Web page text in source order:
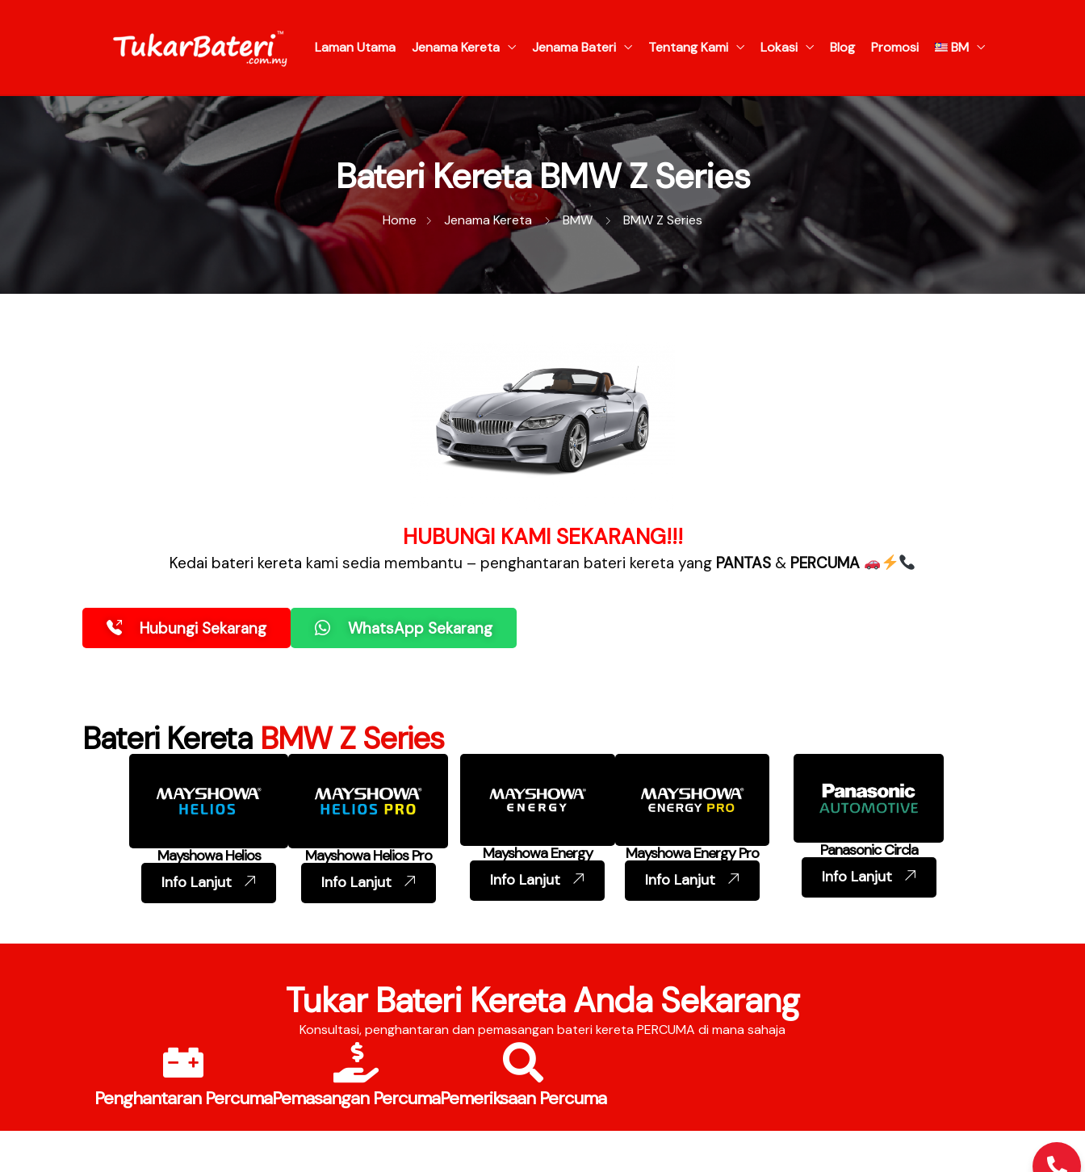
Laman Utama Jenama Kereta Jenama Bateri Tentang Kami Lokasi Blog Promosi BM
Bateri Kereta BMW Z Series
Home Jenama Kereta BMW BMW Z Series
HUBUNGI KAMI SEKARANG!!!
Kedai bateri kereta kami sedia membantu – penghantaran bateri kereta yang PANTAS& PERCUMA
Hubungi Sekarang WhatsApp Sekarang
Bateri Kereta BMW Z Series
Mayshowa Helios
Info Lanjut
Mayshowa Helios Pro
Info Lanjut
Mayshowa Energy
Info Lanjut
Mayshowa Energy Pro
Info Lanjut
Panasonic Circla
Info Lanjut
Tukar Bateri Kereta Anda Sekarang
Konsultasi, penghantaran dan pemasangan bateri kereta PERCUMA di mana sahaja
Penghantaran PercumaPemasangan PercumaPemeriksaan Percuma